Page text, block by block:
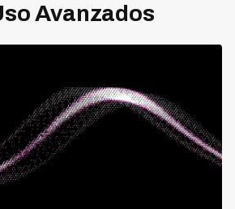
Avanzados